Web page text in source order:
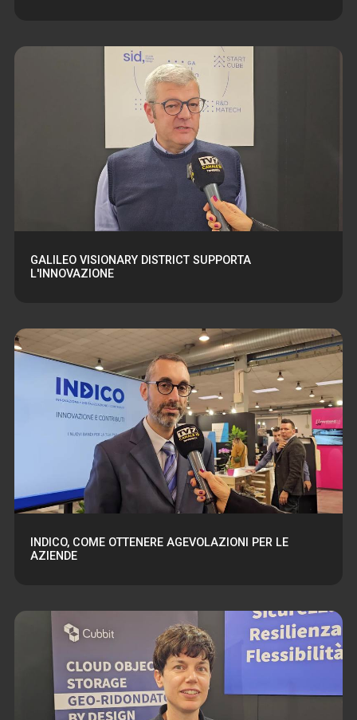
GALILEO VISIONARY DISTRICT SUPPORTA
L'INNOVAZIONE
INDICO, COME OTTENERE AGEVOLAZIONI PER LE
AZIENDE